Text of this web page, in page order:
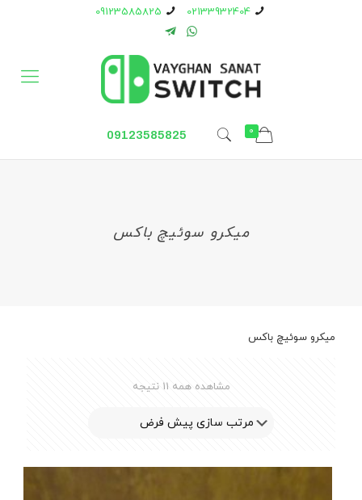
02133932404
09123585825
0
09123585825
میکرو سوئیچ باکس
میکرو سوئیچ باکس
مشاهده همه 11 نتیجه